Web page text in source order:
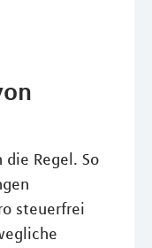
Regel. So
steuerfrei